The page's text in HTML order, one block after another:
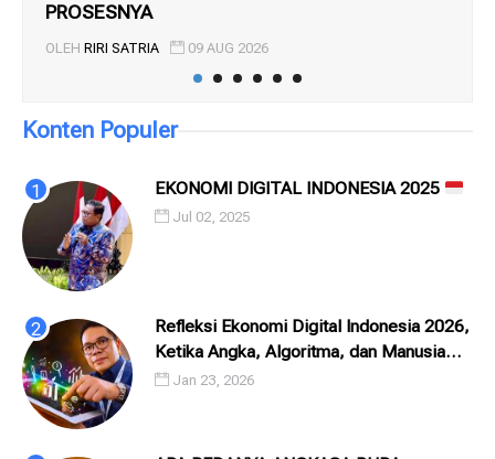
PROSESNYA
OLEH RIRI SATRIA 09 AUG 2026
Konten Populer
EKONOMI DIGITAL INDONESIA 2025
Jul 02, 2025
Refleksi Ekonomi Digital Indonesia 2026,
Ketika Angka, Algoritma, dan Manusia
Saling Menatap
Jan 23, 2026